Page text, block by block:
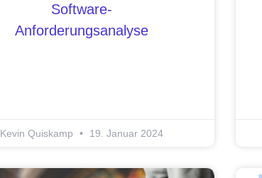
Software-
Anforderungsanalyse
Kevin Quiskamp 19. Januar 2024